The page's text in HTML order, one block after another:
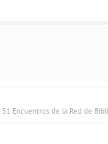
51 Encuentros de la Red de